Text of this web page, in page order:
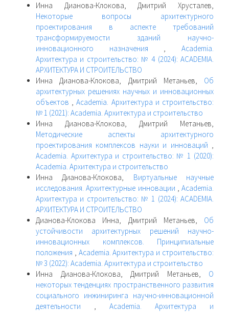
Инна Дианова-Клокова, Дмитрий Хрусталев,
Некоторые вопросы архитектурного
проектирования в аспекте требований
трансформируемости зданий научно-
инновационного назначения ,Academia.
Архитектура и строительство: № 4 (2024): ACADEMIA.
АРХИТЕКТУРА И СТРОИТЕЛЬСТВО
Инна Дианова-Клокова, Дмитрий Метаньев, Об
архитектурных решениях научных и инновационных
объектов ,Academia. Архитектура и строительство:
№ 1 (2021): Academia. Архитектура и строительство
Инна Дианова-Клокова, Дмитрий Метаньев,
Методические аспекты архитектурного
проектирования комплексов науки и инноваций ,
Academia. Архитектура и строительство: № 1 (2020):
Academia. Архитектура и строительство
Инна Дианова-Клокова, Виртуальные научные
исследования. Архитектурные инновации , Academia.
Архитектура и строительство: № 1 (2024): ACADEMIA.
АРХИТЕКТУРА И СТРОИТЕЛЬСТВО
Дианова-Клокова Инна, Дмитрий Метаньев, Об
устойчивости архитектурных решений научно-
инновационных комплексов. Принципиальные
положения , Academia. Архитектура и строительство:
№ 3 (2022): Academia. Архитектура и строительство
Инна Дианова-Клокова, Дмитрий Метаньев, О
некоторых тенденциях пространственного развития
социального инжиниринга научно-инновационной
деятельности , Academia. Архитектура и